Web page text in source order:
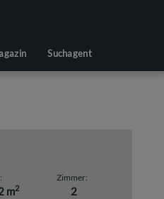
Suchagent
m2
Zimmer
2